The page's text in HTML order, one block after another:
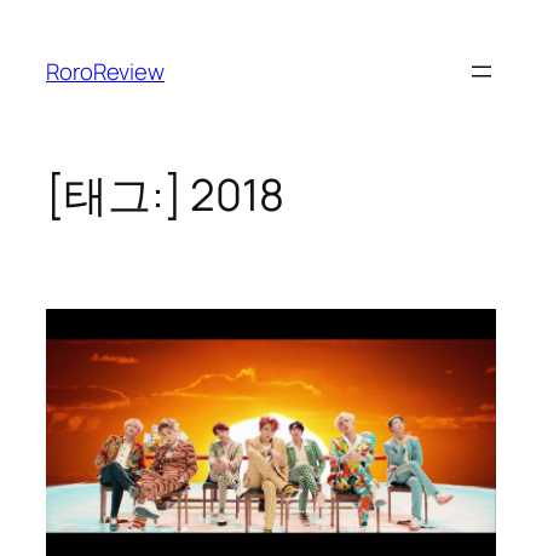
RoroReview
[태그:] 2018